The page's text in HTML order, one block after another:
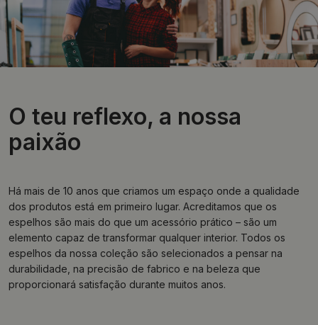
O teu reflexo, a nossa
paixão
Há mais de 10 anos que criamos um espaço onde a qualidade
dos produtos está em primeiro lugar. Acreditamos que os
espelhos são mais do que um acessório prático – são um
elemento capaz de transformar qualquer interior. Todos os
espelhos da nossa coleção são selecionados a pensar na
durabilidade, na precisão de fabrico e na beleza que
proporcionará satisfação durante muitos anos.